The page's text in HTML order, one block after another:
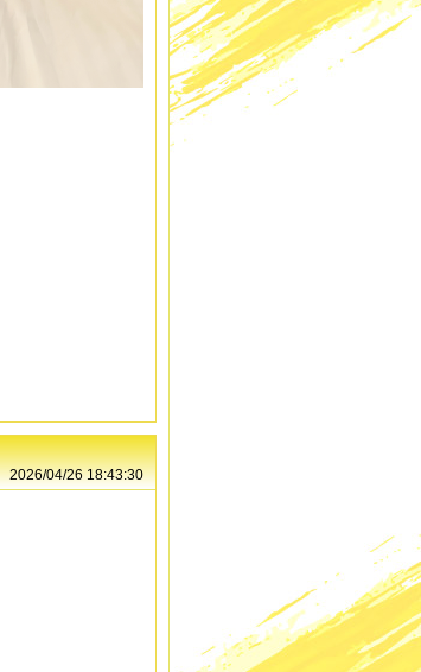
2026/04/26 18:43:30